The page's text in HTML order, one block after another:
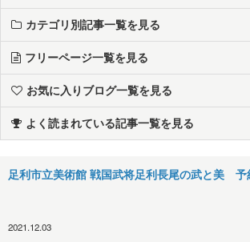
カテゴリ別記事一覧を見る
フリーページ一覧を見る
お気に入りブログ一覧を見る
よく読まれている記事一覧を見る
足利市立美術館 戦国武将足利長尾の武と美 予
2021.12.03